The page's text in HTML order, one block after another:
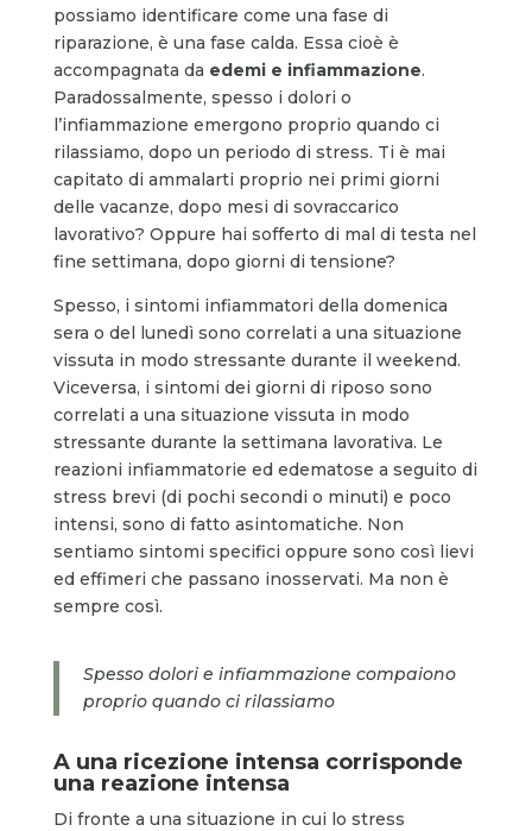
possiamo identificare come una fase di
riparazione, è una fase calda. Essa cioè è
accompagnata da edemi e infiammazione.
Paradossalmente, spesso i dolori o
l’infiammazione emergono proprio quando ci
rilassiamo, dopo un periodo di stress. Ti è mai
capitato di ammalarti proprio nei primi giorni
delle vacanze, dopo mesi di sovraccarico
lavorativo? Oppure hai sofferto di mal di testa nel
fine settimana, dopo giorni di tensione?
Spesso, i sintomi infiammatori della domenica
sera o del lunedì sono correlati a una situazione
vissuta in modo stressante durante il weekend.
Viceversa, i sintomi dei giorni di riposo sono
correlati a una situazione vissuta in modo
stressante durante la settimana lavorativa. Le
reazioni infiammatorie ed edematose a seguito di
stress brevi (di pochi secondi o minuti) e poco
intensi, sono di fatto asintomatiche. Non
sentiamo sintomi specifici oppure sono così lievi
ed effimeri che passano inosservati. Ma non è
sempre così.
Spesso dolori e infiammazione compaiono
proprio quando ci rilassiamo
A una ricezione intensa corrisponde
una reazione intensa
Di fronte a una situazione in cui lo stress